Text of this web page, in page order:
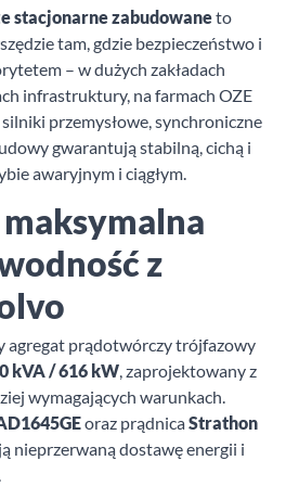
stacjonarne zabudowaneto
tam, gdzie bezpieczeństwo i
– w dużych zakładach
infrastruktury, na farmach OZE
przemysłowe, synchroniczne
gwarantują stabilną, cichą i
awaryjnym i ciągłym.
z
agregat prądotwórczy trójfazowy
kVA / 616 kW, zaprojektowany z
wymagających warunkach.
oraz prądnicaStrathon
nieprzerwaną dostawę energii i